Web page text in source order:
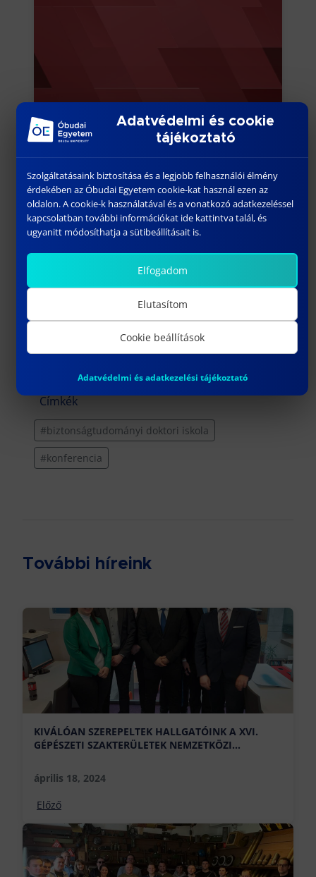
Címkék
#biztonságtudományi doktori iskola
#konferencia
További híreink
KIVÁLÓAN SZEREPELTEK HALLGATÓINK A XVI.
GÉPÉSZETI SZAKTERÜLETEK NEMZETKÖZI
április 18, 2024
Előző
Adatvédelmi és cookie
tájékoztató
Szolgáltatásaink biztosítása és a legjobb felhasználói élmény
érdekében az Óbudai Egyetem cookie-kat használ ezen az
oldalon. A cookie-k használatával és a vonatkozó adatkezeléssel
kapcsolatban további információkat ide kattintva talál, és
ugyanitt módosíthatja a sütibeállításait is.
Elfogadom
Elutasítom
Cookie beállítások
Adatvédelmi és adatkezelési tájékoztató